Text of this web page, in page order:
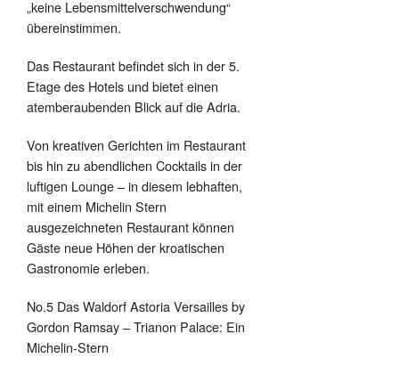
„keine Lebensmittelverschwendung“
übereinstimmen.
Das Restaurant befindet sich in der 5.
Etage des Hotels und bietet einen
atemberaubenden Blick auf die Adria.
Von kreativen Gerichten im Restaurant
bis hin zu abendlichen Cocktails in der
luftigen Lounge – in diesem lebhaften,
mit einem Michelin Stern
ausgezeichneten Restaurant können
Gäste neue Höhen der kroatischen
Gastronomie erleben.
No.5 Das Waldorf Astoria Versailles by
Gordon Ramsay – Trianon Palace: Ein
Michelin-Stern